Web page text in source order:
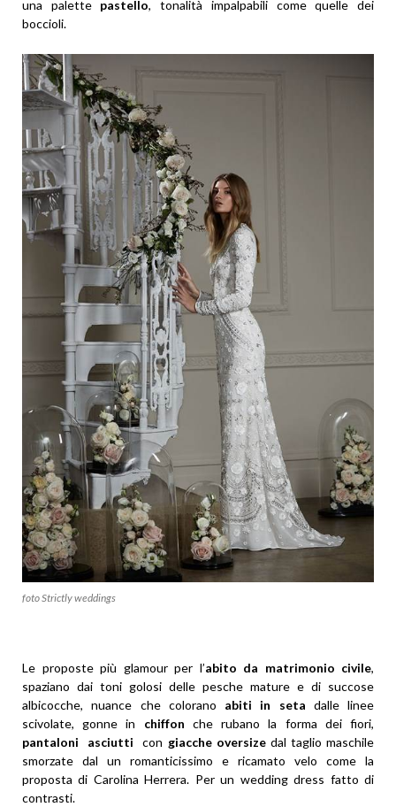
una palette pastello, tonalità impalpabili come quelle dei
boccioli.
foto Strictly weddings
Le proposte più glamour per l’abito da matrimonio civile,
spaziano dai toni golosi delle pesche mature e di succose
albicocche, nuance che colorano abiti in seta dalle linee
scivolate, gonne in chiffon che rubano la forma dei fiori,
pantaloni
asciutti con giacche oversizedal taglio maschile
smorzate dal un romanticissimo e ricamato velo come la
proposta di Carolina Herrera. Per un wedding dress fatto di
contrasti.